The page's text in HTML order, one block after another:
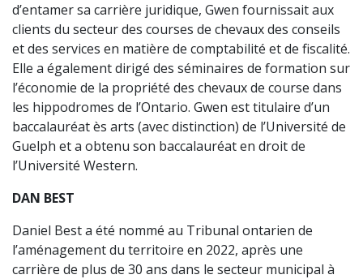
d’entamer sa carrière juridique, Gwen fournissait aux
clients du secteur des courses de chevaux des conseils
et des services en matière de comptabilité et de fiscalité.
Elle a également dirigé des séminaires de formation sur
l’économie de la propriété des chevaux de course dans
les hippodromes de l’Ontario. Gwen est titulaire d’un
baccalauréat ès arts (avec distinction) de l’Université de
Guelph et a obtenu son baccalauréat en droit de
l’Université Western.
DAN BEST
Daniel Best a été nommé au Tribunal ontarien de
l’aménagement du territoire en 2022, après une
carrière de plus de 30 ans dans le secteur municipal à